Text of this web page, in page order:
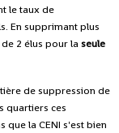
le taux de
En supprimant plus
2 élus pour la seule
de suppression de
quartiers ces
que la CENI s'est bien